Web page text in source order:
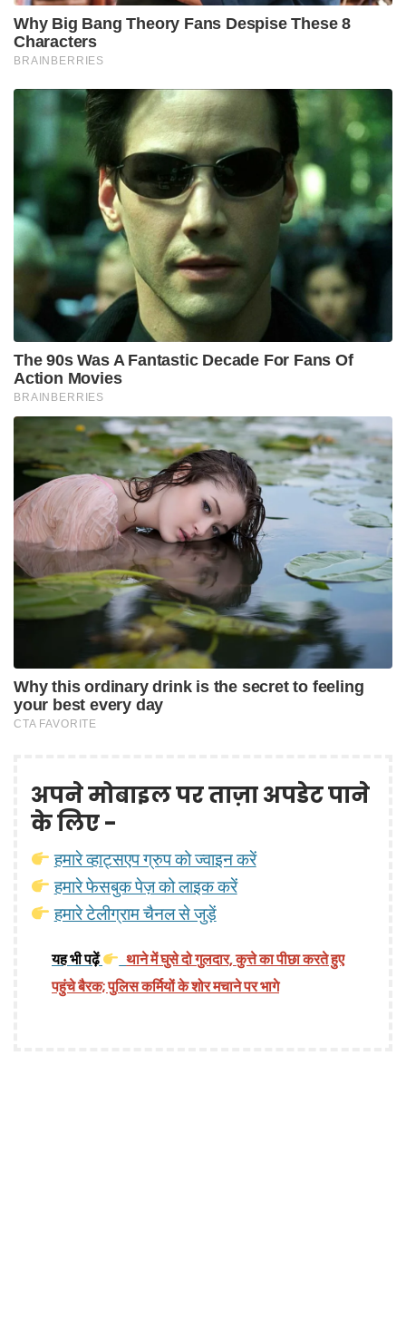
अपने मोबाइल पर ताज़ा अपडेट पाने
के लिए -
हमारे व्हाट्सएप ग्रुप को ज्वाइन करें
हमारे फेसबुक पेज़ को लाइक करें
हमारे टेलीग्राम चैनल से जुड़ें
यह भी पढ़ें
थाने में घुसे दो गुलदार, कुत्ते का पीछा करते हुए
पहुंचे बैरक; पुलिस कर्मियों के शोर मचाने पर भागे